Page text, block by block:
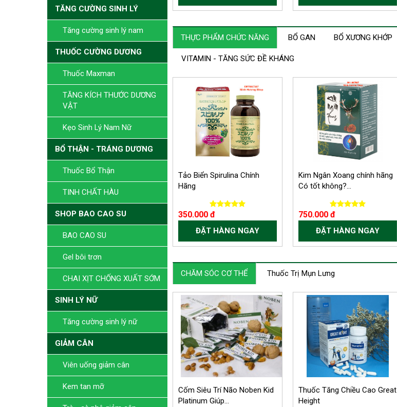
THỰC PHẨM CHỨC NĂNG BỔ GAN BỔ XƯƠNG KHỚP
VITAMIN - TĂNG SỨC ĐỀ KHÁNG
Tảo Biển Spirulina Chính
Hãng
350.000 đ
ĐẶT HÀNG NGAY
Kim Ngân Xoang chính hãng
Có tốt không?...
750.000 đ
ĐẶT HÀNG NGAY
CHĂM SÓC CƠ THỂ Thuốc Trị Mụn Lưng
Cốm Siêu Trí Não Noben Kid
Platinum Giúp...
Thuốc Tăng Chiều Cao Great
Height
TĂNG CƯỜNG SINH LÝ
Tăng cường sinh lý nam
THUỐC CƯỜNG DƯƠNG
Thuốc Maxman
TĂNG KÍCH THƯỚC DƯƠNG
VẬT
Kẹo Sinh Lý Nam Nữ
BỔ THẬN - TRÁNG DƯƠNG
Thuốc Bổ Thận
TINH CHẤT HÀU
SHOP BAO CAO SU
BAO CAO SU
Gel bôi trơn
CHAI XỊT CHỐNG XUẤT SỚM
SINH LÝ NỮ
Tăng cường sinh lý nữ
GIẢM CÂN
Viên uống giảm cân
Kem tan mỡ